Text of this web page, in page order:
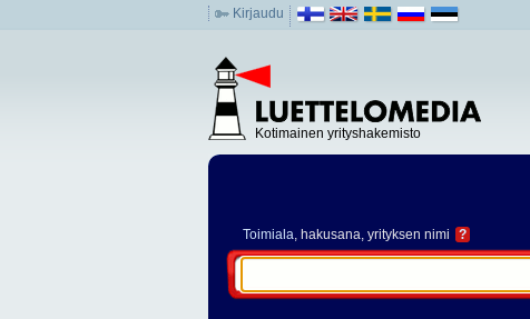
Kirjaudu
Kotimainen yrityshakemisto
Toimiala, hakusana, yrityksen nimi ?